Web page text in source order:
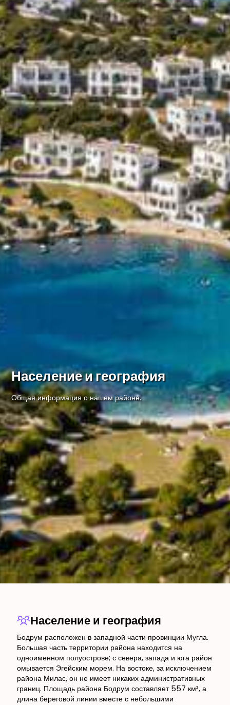
Население и география
Общая информация о нашем районе.
Население и география
Бодрум расположен в западной части провинции Мугла.
Большая часть территории района находится на
одноименном полуострове; с севера, запада и юга район
омывается Эгейским морем. На востоке, за исключением
района Милас, он не имеет никаких административных
границ. Площадь района Бодрум составляет 557 км², а
длина береговой линии вместе с небольшими